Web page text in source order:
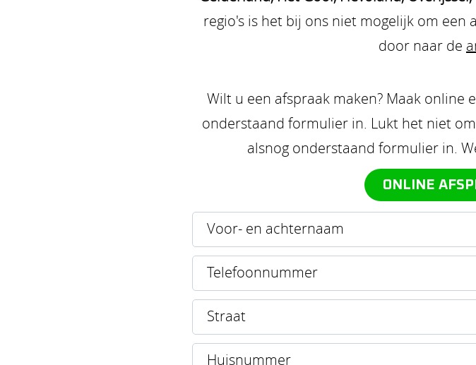
regio's is het bij ons niet mogelijk om een
door naar de
Wilt u een afspraak maken? Maak online
onderstaand formulier in. Lukt het niet
alsnog onderstaand formulier in.
ONLINE